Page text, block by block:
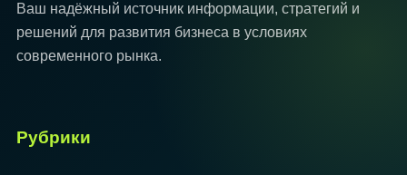
Ваш надёжный источник информации, стратегий и
решений для развития бизнеса в условиях
современного рынка.
Рубрики